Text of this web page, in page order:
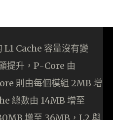
Cache 容量沒有變
提升，P-Core 由
則由每個模組 2MB 增
總數由 14MB 增至
增至 36MB，L2 與